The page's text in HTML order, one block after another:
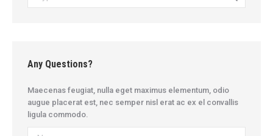
Any Questions?
Maecenas feugiat, nulla eget maximus elementum, odio
augue placerat est, nec semper nisl erat ac ex el convallis
ligula commodo.